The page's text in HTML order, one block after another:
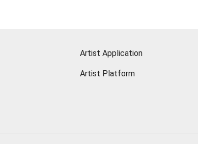
Artist Application
Artist Platform